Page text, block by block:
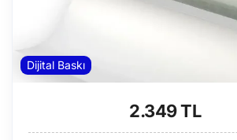
Dijital Baskı
2.349 TL